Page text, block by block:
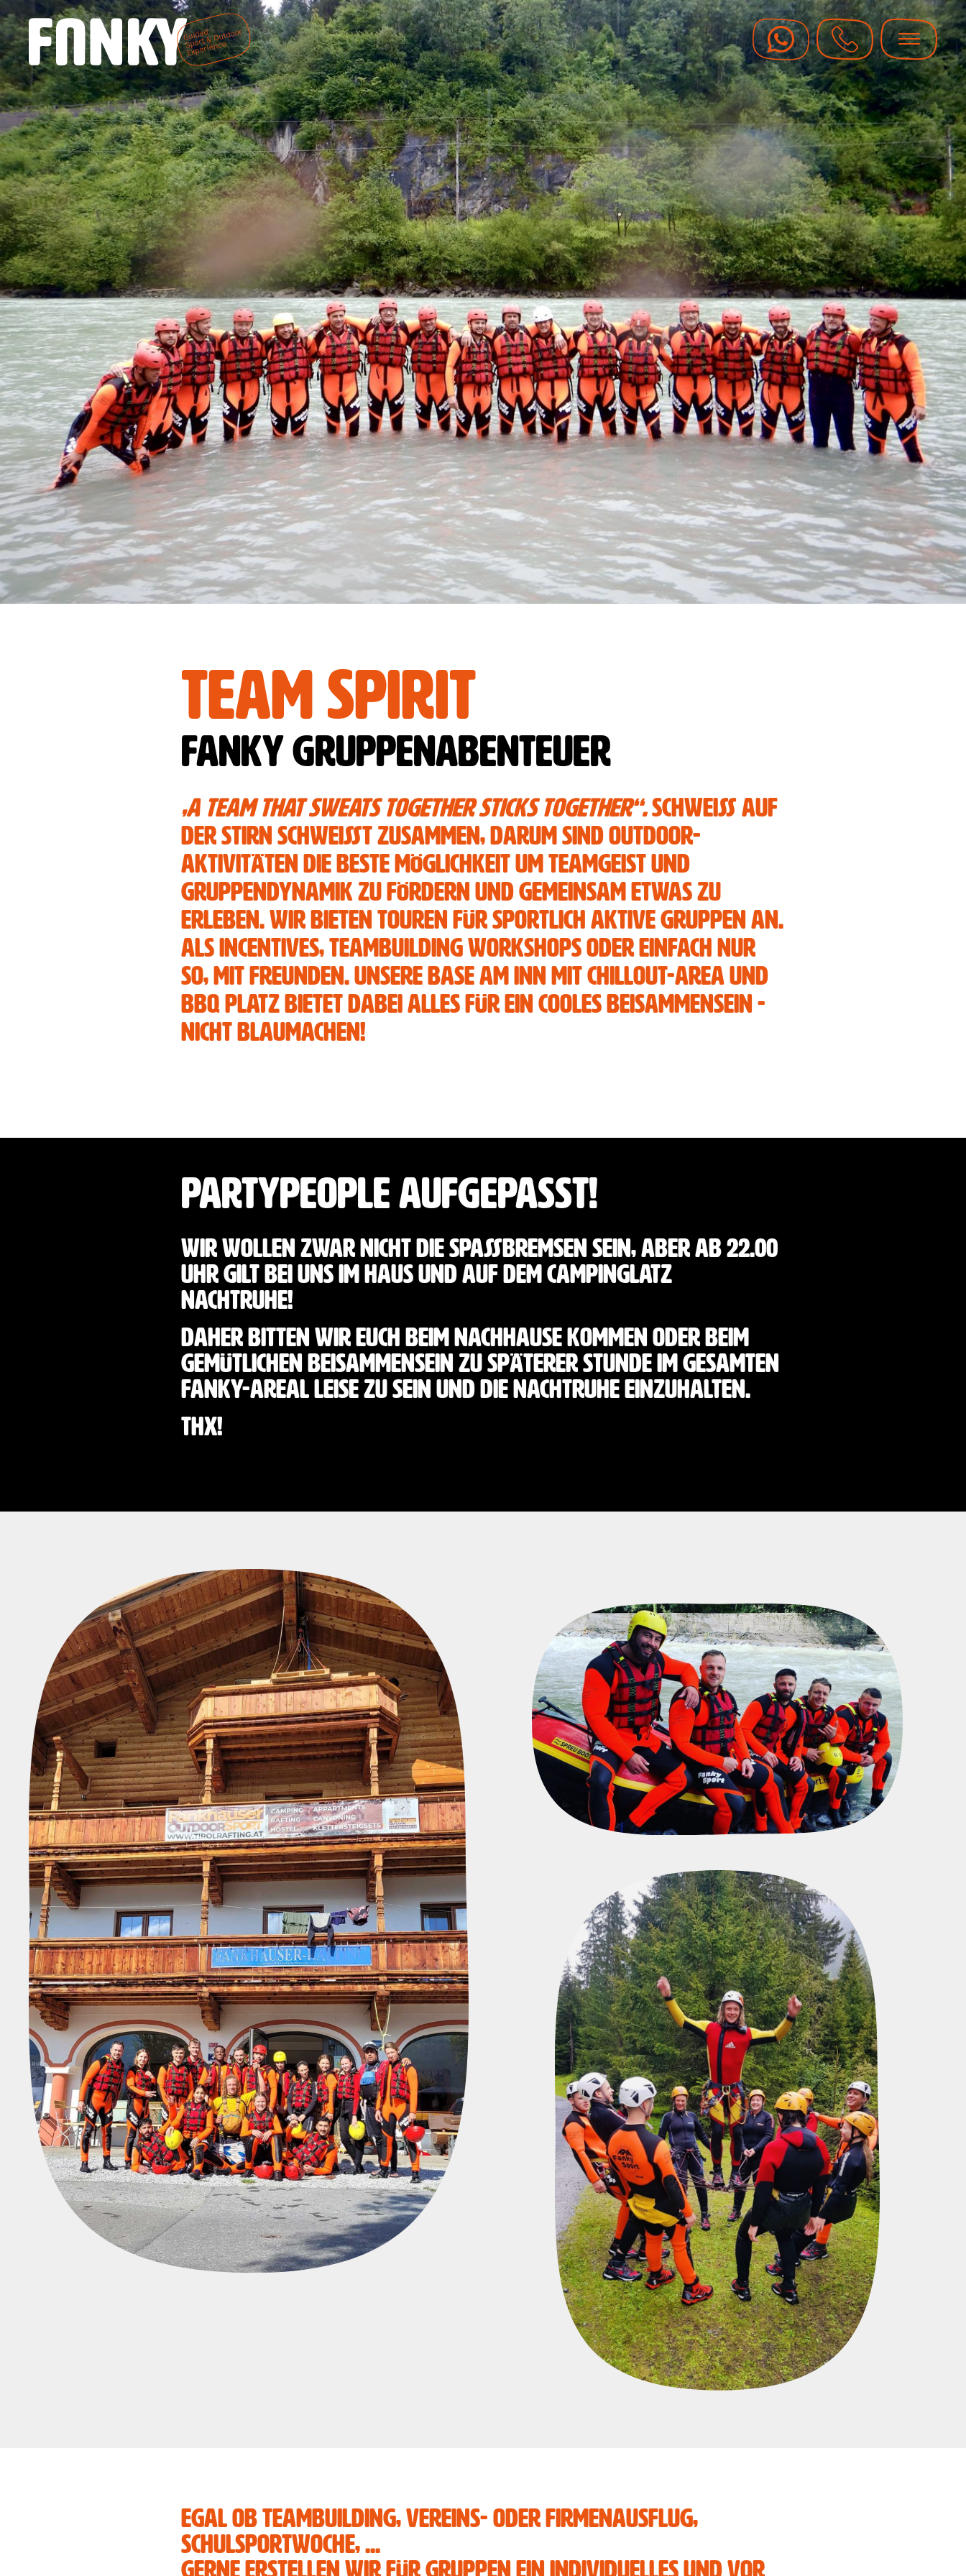
DE EN
Home
Wir sind
Fanky
Fanky Sports
Fanky Living
Fanky Angebote
Fanky Families
Fanky Groups
Fanky Verleih
Die Region
Lage & Anreise
Fanky Gutscheine
Extrem geil mit garantiertem Spass
und Nervenkitzel
JETZT BESTELLEN
Team spirit
Fanky Gruppenabenteuer
„A team that sweats together sticks together“.Schweiß auf
der Stirn schweißt zusammen, darum sind Outdoor-
Aktivitäten die beste Möglichkeit um Teamgeist und
Gruppendynamik zu fördern und gemeinsam etwas zu
erleben. Wir bieten Touren für sportlich aktive Gruppen an.
Als Incentives, Teambuilding Workshops oder einfach nur
so, mit Freunden. Unsere Base am Inn mit Chillout-Area und
BBQ Platz bietet dabei alles für ein cooles Beisammensein -
nicht Blaumachen!
Partypeople aufgepasst!
Wir wollen zwar nicht die Spaßbremsen sein, aber ab 22.00
Uhr gilt bei uns im Haus und auf dem Campinglatz
Nachtruhe!
Daher bitten wir euch beim Nachhause kommen oder beim
gemütlichen Beisammensein zu späterer Stunde im gesamten
Fanky-Areal leise zu sein und die Nachtruhe einzuhalten.
THX!
Egal ob Teambuilding, Vereins- oder Firmenausflug,
Schulsportwoche, ...
gerne erstellen wir für Gruppen ein individuelles und vor
Hast du Lust auf geile
Adventures bekommen?